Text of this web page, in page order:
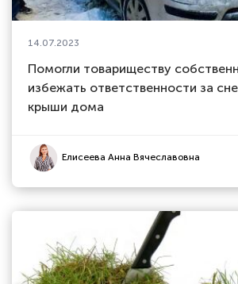
14.07.2023
Помогли товариществу
избежать ответственности за
крыши дома
Елисеева Анна Вячеславовна